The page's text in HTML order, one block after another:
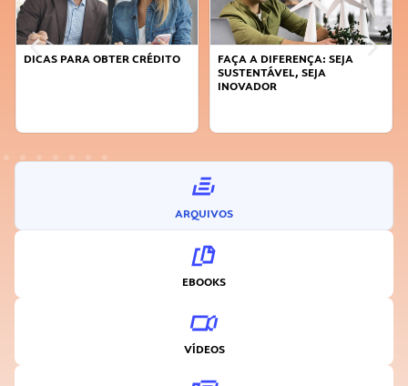
DICAS PARA OBTER CRÉDITO
FAÇA A DIFERENÇA: SEJA
SUSTENTÁVEL, SEJA
INOVADOR
ARQUIVOS
EBOOKS
VÍDEOS